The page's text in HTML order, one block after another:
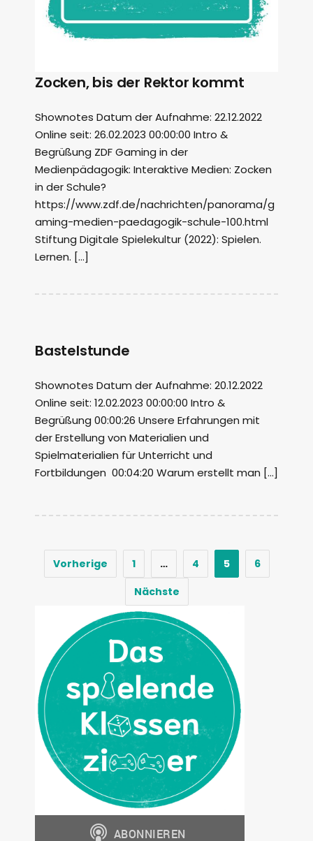
Zocken, bis der Rektor kommt
Shownotes Datum der Aufnahme: 22.12.2022
Online seit: 26.02.2023 00:00:00 Intro &
Begrüßung ZDF Gaming in der
Medienpädagogik: Interaktive Medien: Zocken
in der Schule?
https://www.zdf.de/nachrichten/panorama/g
aming-medien-paedagogik-schule-100.html
Stiftung Digitale Spielekultur (2022): Spielen.
Lernen. […]
Bastelstunde
Shownotes Datum der Aufnahme: 20.12.2022
Online seit: 12.02.2023 00:00:00 Intro &
Begrüßung 00:00:26 Unsere Erfahrungen mit
der Erstellung von Materialien und
Spielmaterialien für Unterricht und
Fortbildungen 00:04:20 Warum erstellt man […]
Vorherige 1 … 4 5
6
Nächste